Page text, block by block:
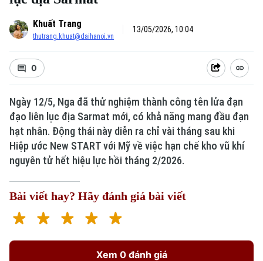
Khuất Trang
thutrang.khuat@daihanoi.vn
13/05/2026, 10:04
0
Ngày 12/5, Nga đã thử nghiệm thành công tên lửa đạn
đạo liên lục địa Sarmat mới, có khả năng mang đầu đạn
hạt nhân. Động thái này diễn ra chỉ vài tháng sau khi
Hiệp ước New START với Mỹ về việc hạn chế kho vũ khí
nguyên tử hết hiệu lực hồi tháng 2/2026.
Bài viết hay? Hãy đánh giá bài viết
Xem 0 đánh giá